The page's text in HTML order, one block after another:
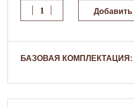
Добавить
БАЗОВАЯ КОМПЛЕКТАЦИЯ: